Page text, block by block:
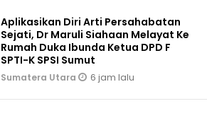
Aplikasikan Diri Arti Persahabatan
Sejati, Dr Maruli Siahaan Melayat Ke
Rumah Duka Ibunda Ketua DPD F
SPTI-K SPSI Sumut
Sumatera Utara 6 jam lalu